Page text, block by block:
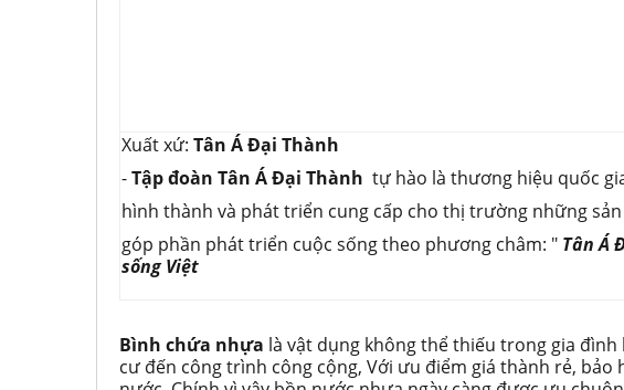
Xuất xứ: Tân Á Đại Thành
-Tập đoàn Tân Á Đại Thành tự hào là thương hiệu quốc
hình thành và phát triển cung cấp cho thị trường những
góp phần phát triển cuộc sống theo phương châm: " Tân Á
sống Việt
Bình chứa nhựa là vật dụng không thể thiếu trong gia
cư đến công trình công cộng, Với ưu điểm giá thành rẻ,